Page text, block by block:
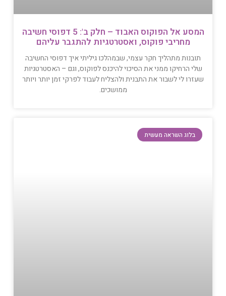
המסע אל הפוקוס האבוד – חלק ב': 5 דפוסי חשיבה
מחריבי פוקוס, ואסטרטגיות להתגבר עליהם
תובנות מתהליך חקר עצמי, שבמהלכו גיליתי איך דפוסי החשיבה
שלי הרחיקו ממני את הסיכוי להיכנס לפוקוס, וגם – האסטרטגיות
שעזרו לי לשבור את התבנית ולהצליח לעבוד לפרקי זמן יותר ויותר
ממושכים.
בלוג השראה מעשית